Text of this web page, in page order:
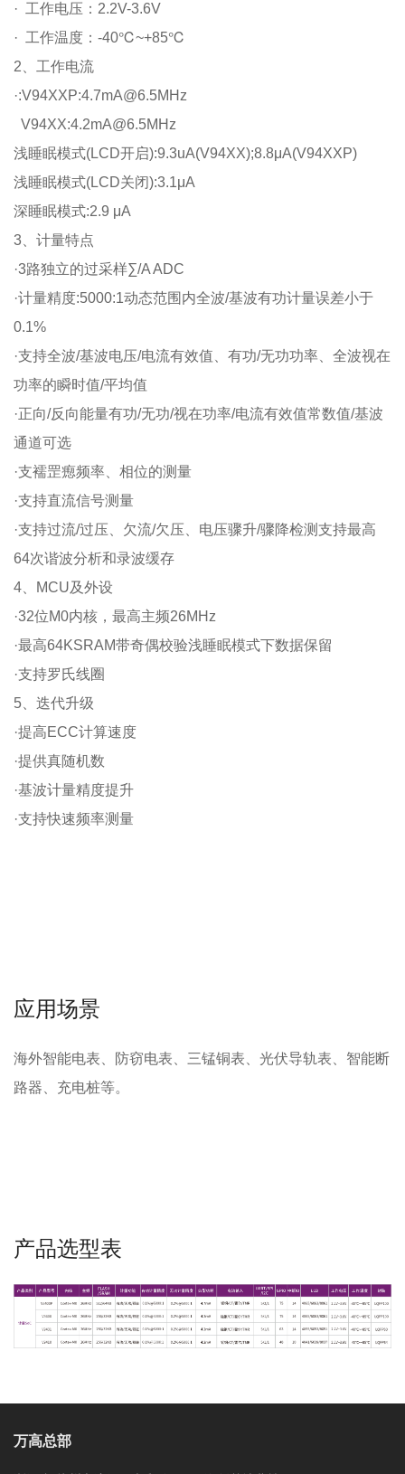
· 工作电压：2.2V-3.6V
· 工作温度：-40℃~+85℃
2、工作电流
·:V94XXP:4.7mA@6.5MHz
V94XX:4.2mA@6.5MHz
浅睡眠模式(LCD开启):9.3uA(V94XX);8.8μA(V94XXP)
浅睡眠模式(LCD关闭):3.1μA
深睡眠模式:2.9 μA
3、计量特点
·3路独立的过采样∑/A ADC
·计量精度:5000:1动态范围内全波/基波有功计量误差小于
0.1%
·支持全波/基波电压/电流有效值、有功/无功功率、全波视在
功率的瞬时值/平均值
·正向/反向能量有功/无功/视在功率/电流有效值常数值/基波
通道可选
·支襦罡瘛频率、相位的测量
·支持直流信号测量
·支持过流/过压、欠流/欠压、电压骤升/骤降检测支持最高
64次谐波分析和录波缓存
4、MCU及外设
·32位M0内核，最高主频26MHz
·最高64KSRAM带奇偶校验浅睡眠模式下数据保留
·支持罗氏线圈
5、迭代升级
·提高ECC计算速度
·提供真随机数
·基波计量精度提升
·支持快速频率测量
应用场景
海外智能电表、防窃电表、三锰铜表、光伏导轨表、智能断
路器、充电桩等。
产品选型表
万高总部